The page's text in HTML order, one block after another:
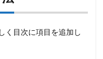
く目次に項目を追加し